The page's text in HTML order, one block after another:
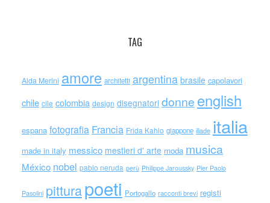
TAG
Alda Merini amore architetti argentina brasile capolavori
chile cile colombia design disegnatori donne english
espana fotografia Francia Frida Kahlo giappone iliade italia
made in italy messico mestieri d' arte moda musica
México nobel pablo neruda perù Philippe Jaroussky Pier Paolo
Pasolini pitturapoeti Portogallo racconti brevi registi